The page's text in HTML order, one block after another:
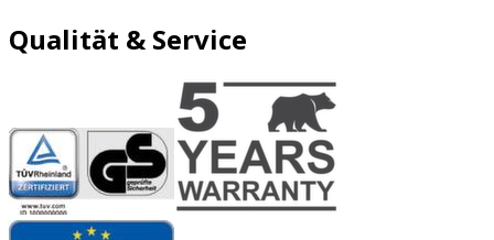
Qualität & Service